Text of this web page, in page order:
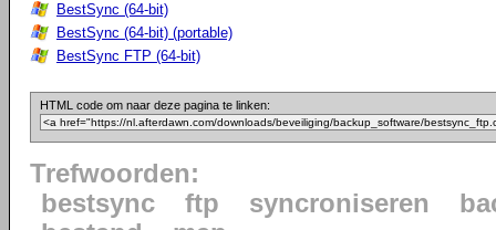
BestSync (64-bit)
BestSync (64-bit) (portable)
BestSync FTP (64-bit)
HTML code om naar deze pagina te linken:
Trefwoorden:
bestsync
ftp syncroniseren